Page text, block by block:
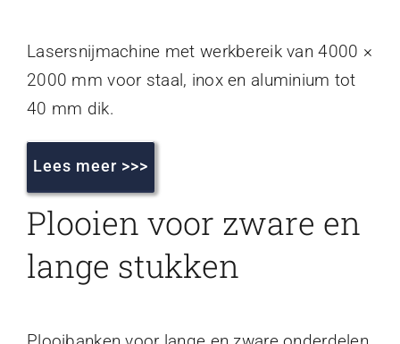
Lasersnijmachine met werkbereik van 4000 ×
2000 mm voor staal, inox en aluminium tot
40 mm dik.
Lees meer >>>
Plooien voor zware en
lange stukken